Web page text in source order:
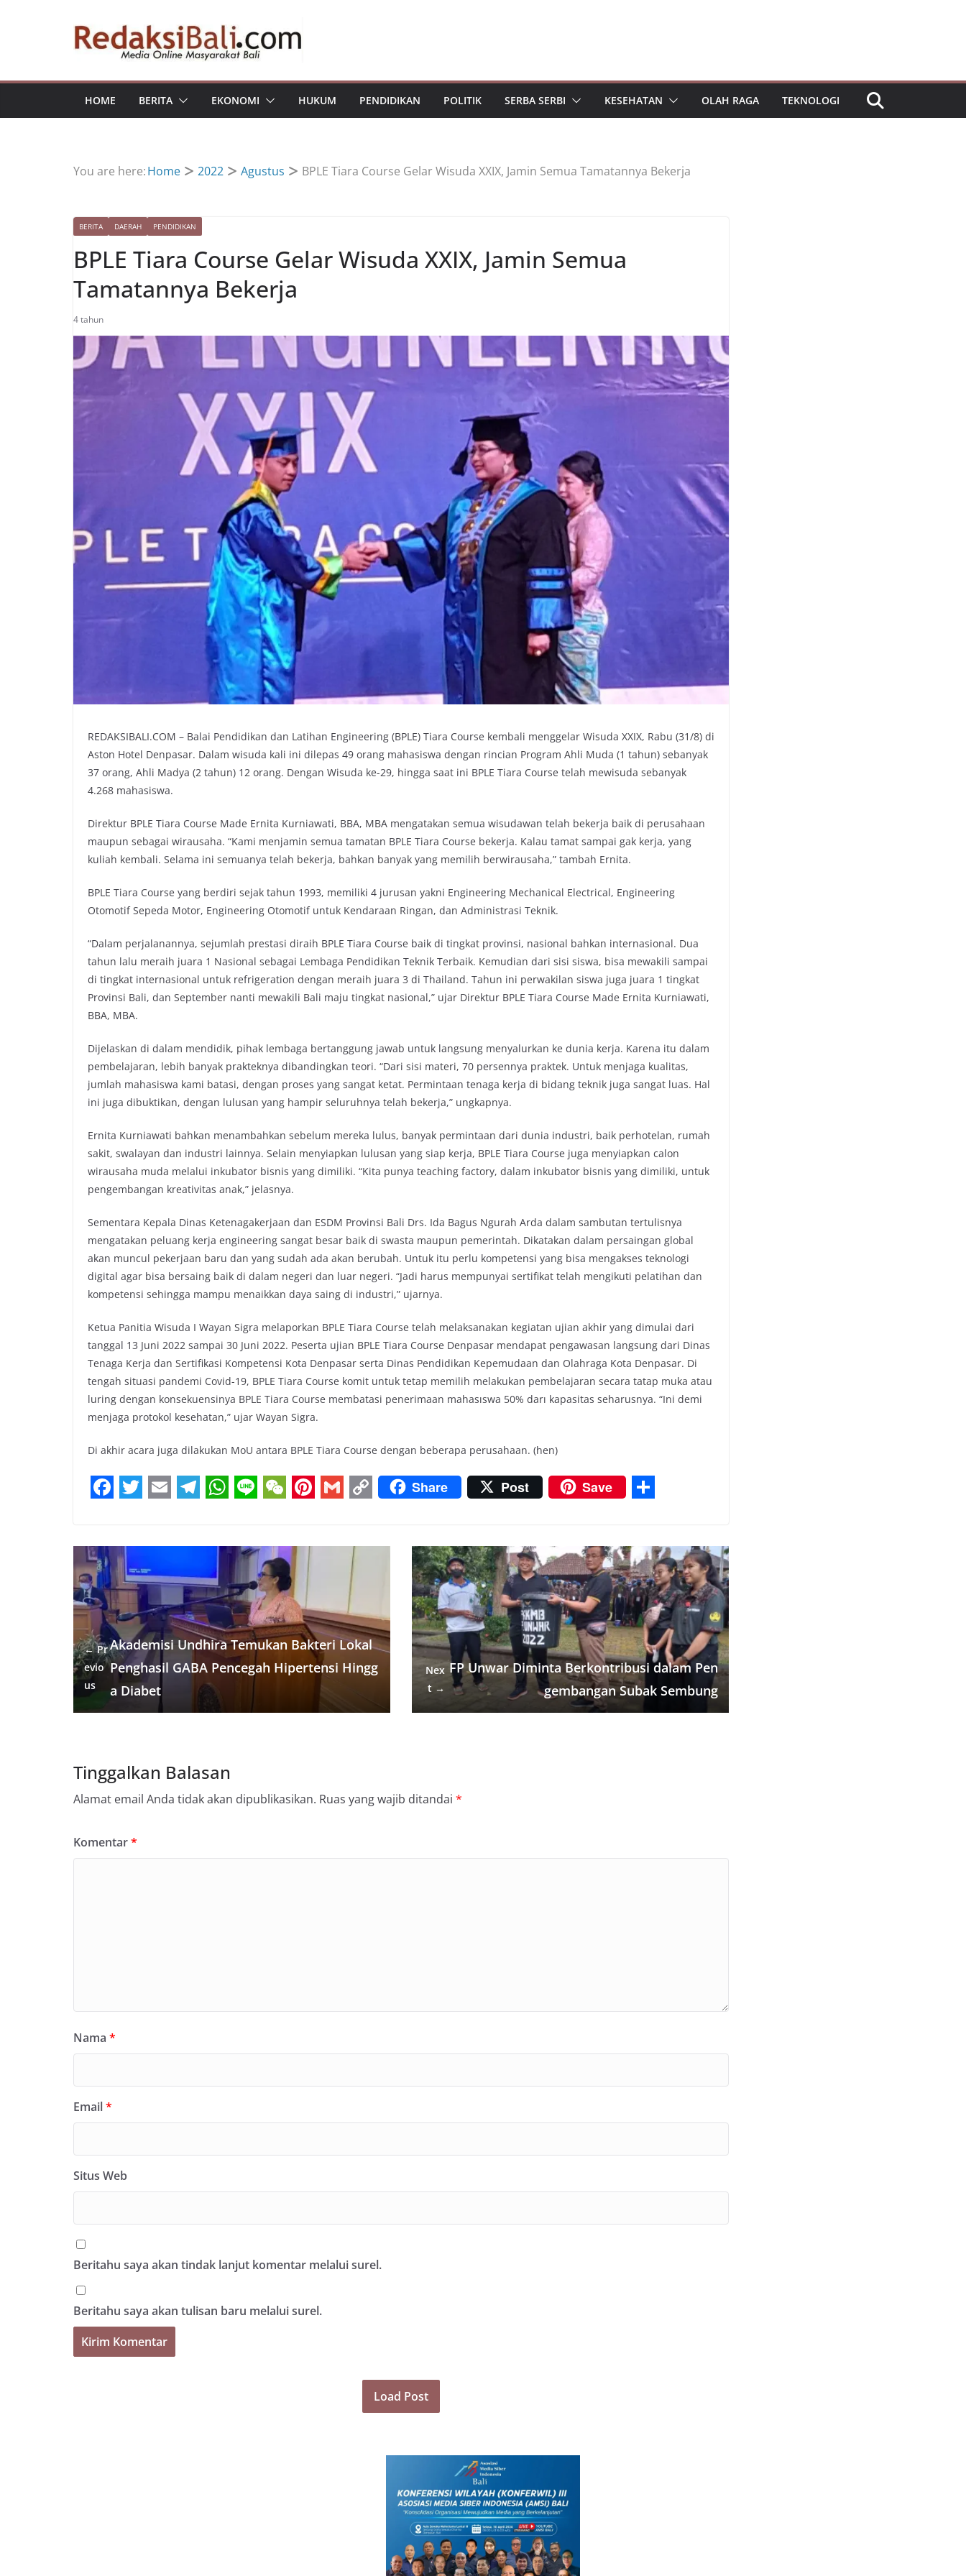
HOME BERITA EKONOMI HUKUM PENDIDIKAN POLITIK SERBA SERBI KESEHATAN OLAH RAGA TEKNOLOGI
You are here:Home 2022 Agustus BPLE Tiara Course Gelar Wisuda XXIX, Jamin Semua Tamatannya Bekerja
BERITA DAERAH PENDIDIKAN
BPLE Tiara Course Gelar Wisuda XXIX, Jamin Semua
Tamatannya Bekerja
4 tahun
REDAKSIBALI.COM – Balai Pendidikan dan Latihan Engineering (BPLE) Tiara Course kembali menggelar Wisuda XXIX, Rabu (31/8) di
Aston Hotel Denpasar. Dalam wisuda kali ini dilepas 49 orang mahasiswa dengan rincian Program Ahli Muda (1 tahun) sebanyak
37 orang, Ahli Madya (2 tahun) 12 orang. Dengan Wisuda ke-29, hingga saat ini BPLE Tiara Course telah mewisuda sebanyak
4.268 mahasiswa.
Direktur BPLE Tiara Course Made Ernita Kurniawati, BBA, MBA mengatakan semua wisudawan telah bekerja baik di perusahaan
maupun sebagai wirausaha. “Kami menjamin semua tamatan BPLE Tiara Course bekerja. Kalau tamat sampai gak kerja, yang
kuliah kembali. Selama ini semuanya telah bekerja, bahkan banyak yang memilih berwirausaha,” tambah Ernita.
BPLE Tiara Course yang berdiri sejak tahun 1993, memiliki 4 jurusan yakni Engineering Mechanical Electrical, Engineering
Otomotif Sepeda Motor, Engineering Otomotif untuk Kendaraan Ringan, dan Administrasi Teknik.
“Dalam perjalanannya, sejumlah prestasi diraih BPLE Tiara Course baik di tingkat provinsi, nasional bahkan internasional. Dua
tahun lalu meraih juara 1 Nasional sebagai Lembaga Pendidikan Teknik Terbaik. Kemudian dari sisi siswa, bisa mewakili sampai
di tingkat internasional untuk refrigeration dengan meraih juara 3 di Thailand. Tahun ini perwakilan siswa juga juara 1 tingkat
Provinsi Bali, dan September nanti mewakili Bali maju tingkat nasional,” ujar Direktur BPLE Tiara Course Made Ernita Kurniawati,
BBA, MBA.
Dijelaskan di dalam mendidik, pihak lembaga bertanggung jawab untuk langsung menyalurkan ke dunia kerja. Karena itu dalam
pembelajaran, lebih banyak prakteknya dibandingkan teori. “Dari sisi materi, 70 persennya praktek. Untuk menjaga kualitas,
jumlah mahasiswa kami batasi, dengan proses yang sangat ketat. Permintaan tenaga kerja di bidang teknik juga sangat luas. Hal
ini juga dibuktikan, dengan lulusan yang hampir seluruhnya telah bekerja,” ungkapnya.
Ernita Kurniawati bahkan menambahkan sebelum mereka lulus, banyak permintaan dari dunia industri, baik perhotelan, rumah
sakit, swalayan dan industri lainnya. Selain menyiapkan lulusan yang siap kerja, BPLE Tiara Course juga menyiapkan calon
wirausaha muda melalui inkubator bisnis yang dimiliki. “Kita punya teaching factory, dalam inkubator bisnis yang dimiliki, untuk
pengembangan kreativitas anak,” jelasnya.
Sementara Kepala Dinas Ketenagakerjaan dan ESDM Provinsi Bali Drs. Ida Bagus Ngurah Arda dalam sambutan tertulisnya
mengatakan peluang kerja engineering sangat besar baik di swasta maupun pemerintah. Dikatakan dalam persaingan global
akan muncul pekerjaan baru dan yang sudah ada akan berubah. Untuk itu perlu kompetensi yang bisa mengakses teknologi
digital agar bisa bersaing baik di dalam negeri dan luar negeri. “Jadi harus mempunyai sertifikat telah mengikuti pelatihan dan
kompetensi sehingga mampu menaikkan daya saing di industri,” ujarnya.
Ketua Panitia Wisuda I Wayan Sigra melaporkan BPLE Tiara Course telah melaksanakan kegiatan ujian akhir yang dimulai dari
tanggal 13 Juni 2022 sampai 30 Juni 2022. Peserta ujian BPLE Tiara Course Denpasar mendapat pengawasan langsung dari Dinas
Tenaga Kerja dan Sertifikasi Kompetensi Kota Denpasar serta Dinas Pendidikan Kepemudaan dan Olahraga Kota Denpasar. Di
tengah situasi pandemi Covid-19, BPLE Tiara Course komit untuk tetap memilih melakukan pembelajaran secara tatap muka atau
luring dengan konsekuensinya BPLE Tiara Course membatasi penerimaan mahasıswa 50% darı kapasitas seharusnya. “Ini demi
menjaga protokol kesehatan,” ujar Wayan Sigra.
Di akhir acara juga dilakukan MoU antara BPLE Tiara Course dengan beberapa perusahaan. (hen)
c
e
b
o
o
k
i
t
t
e
r
a
i
l
l
e
g
r
a
m
a
t
s
A
p
p
n
e
C
h
a
t
n
t
e
r
e
s
a
l
p
y
L
i
n
k
Share Post Save
a
r
e
← Pr
evio
us
Akademisi Undhira Temukan Bakteri Lokal
Penghasil GABA Pencegah Hipertensi Hingg
a Diabet
Nex
t →
FP Unwar Diminta Berkontribusi dalam Pen
gembangan Subak Sembung
Tinggalkan Balasan
Alamat email Anda tidak akan dipublikasikan. Ruas yang wajib ditandai *
Komentar*
Nama *
Email*
Situs Web
Beritahu saya akan tindak lanjut komentar melalui surel.
Beritahu saya akan tulisan baru melalui surel.
Load Post